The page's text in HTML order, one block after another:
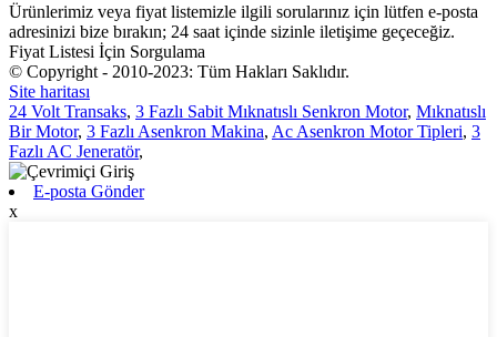
Ürünlerimiz veya fiyat listemizle ilgili sorularınız için lütfen e-posta
adresinizi bize bırakın; 24 saat içinde sizinle iletişime geçeceğiz.
Fiyat Listesi İçin Sorgulama
© Copyright - 2010-2023: Tüm Hakları Saklıdır.
Site haritası
24 Volt Transaks, 3 Fazlı Sabit Mıknatıslı Senkron Motor, Mıknatıslı
Bir Motor, 3 Fazlı Asenkron Makina, Ac Asenkron Motor Tipleri, 3
Fazlı AC Jeneratör,
E-posta Gönder
x